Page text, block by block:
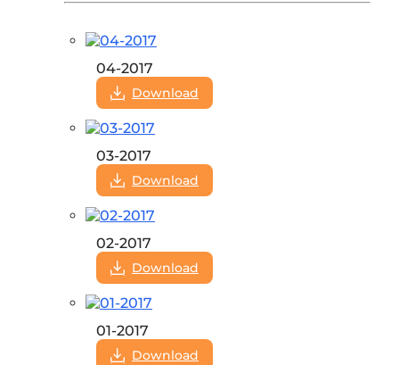
04-2017
Download
03-2017
Download
02-2017
Download
01-2017
Download